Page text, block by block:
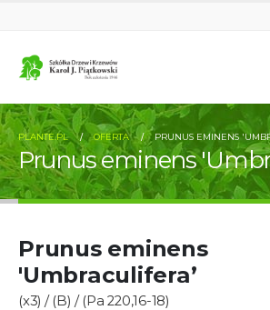
PLANTE.PL OFERTA PRUNUS EMINENS
Prunus eminens
Prunus eminens
'Umbraculifera’
(x3) / (B) / (Pa 220,16-18)